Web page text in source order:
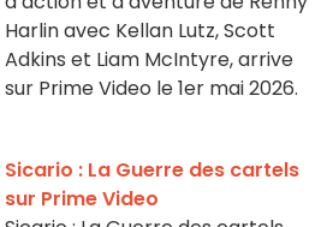
Harlin avec Kellan Lutz, Scott
Adkins et Liam McIntyre, arrive
sur Prime Video le 1er mai 2026.
Sicario : La Guerre des cartels
sur Prime Video